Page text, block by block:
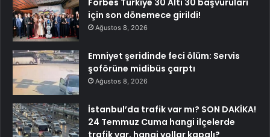
için son dönemece girildi!
Ağustos 8, 2026
Emniyet şeridinde feci ölüm: Servis
şoförüne midibüs çarptı
Ağustos 8, 2026
İstanbul’da trafik var mı? SON DAKİKA!
24 Temmuz Cuma hangi ilçelerde
trafik var, hangi yollar kapalı?